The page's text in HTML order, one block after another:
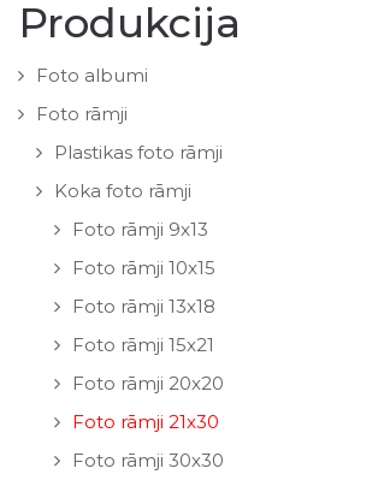
Produkcija
Foto albumi
Foto rāmji
Plastikas foto rāmji
Koka foto rāmji
Foto rāmji 9x13
Foto rāmji 10x15
Foto rāmji 13x18
Foto rāmji 15x21
Foto rāmji 20x20
Foto rāmji 21x30
Foto rāmji 30x30